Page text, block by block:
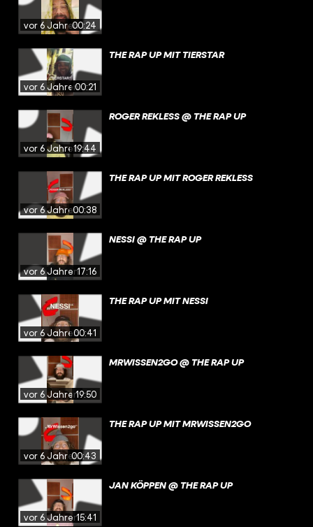
vor 6 Jahren00:24
vor 6 Jahren00:21
THE RAP UP MIT TIERSTAR
vor 6 Jahren19:44
ROGER REKLESS @ THE RAP UP
vor 6 Jahren00:38
THE RAP UP MIT ROGER REKLESS
vor 6 Jahren17:16
NESSI @ THE RAP UP
vor 6 Jahren00:41
THE RAP UP MIT NESSI
vor 6 Jahren19:50
MRWISSEN2GO @ THE RAP UP
vor 6 Jahren00:43
THE RAP UP MIT MRWISSEN2GO
vor 6 Jahren15:41
JAN KÖPPEN @ THE RAP UP